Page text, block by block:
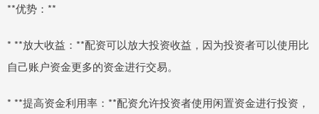
**优势：**
* **放大收益：**配资可以放大投资收益，因为投资者可以使用比
自己账户资金更多的资金进行交易。
* **提高资金利用率：**配资允许投资者使用闲置资金进行投资，